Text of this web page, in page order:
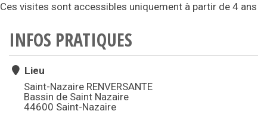
Ces visites sont accessibles uniquement à partir de 4 ans
INFOS PRATIQUES
Lieu
Saint-Nazaire RENVERSANTE
Bassin de Saint Nazaire
44600 Saint-Nazaire